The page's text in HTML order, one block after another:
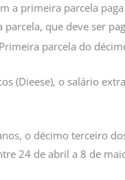
primeira parcela
que deve ser
(Dieese), o salário
o décimo terceiro
24 de abril a 8 de